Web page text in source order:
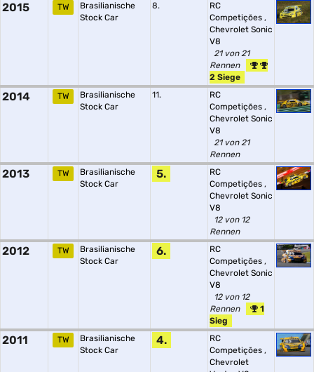
2015 TW
Brasilianische
Stock Car
8.
RC
Competições ,
Chevrolet Sonic
V8
21 von 21
Rennen
2 Siege
2014 TW
Brasilianische
Stock Car
11.
RC
Competições ,
Chevrolet Sonic
V8
21 von 21
Rennen
2013 TW
Brasilianische
Stock Car
5.
RC
Competições ,
Chevrolet Sonic
V8
12 von 12
Rennen
2012 TW
Brasilianische
Stock Car
6.
RC
Competições ,
Chevrolet Sonic
V8
12 von 12
Rennen
1
Sieg
2011 TW
Brasilianische
Stock Car
4.
RC
Competições ,
Chevrolet